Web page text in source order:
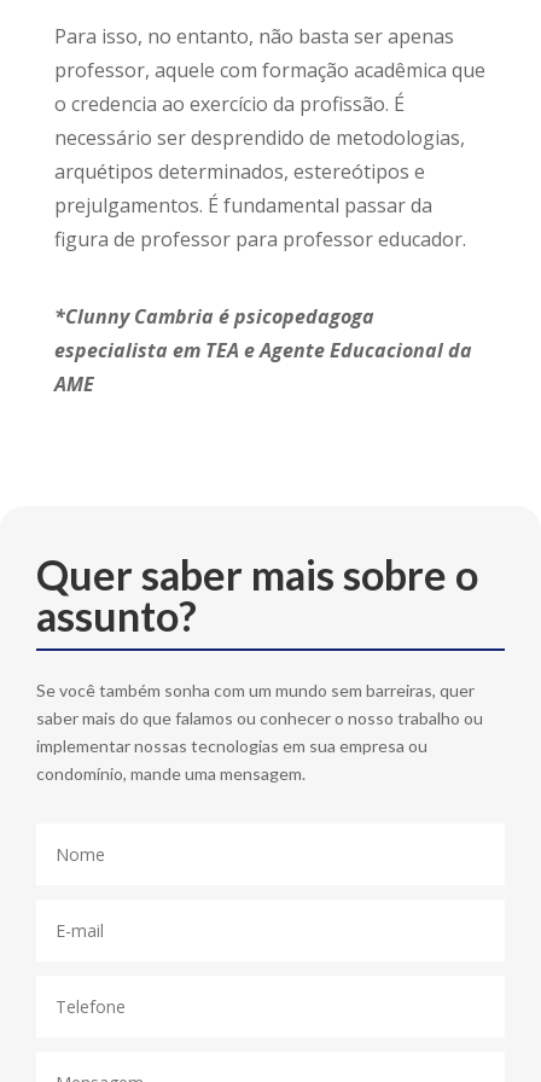
Para isso, no entanto, não basta ser apenas
professor, aquele com formação acadêmica que
o credencia ao exercício da profissão. É
necessário ser desprendido de metodologias,
arquétipos determinados, estereótipos e
prejulgamentos. É fundamental passar da
figura de professor para professor educador.
*Clunny Cambria é psicopedagoga
especialista em TEA e Agente Educacional da
AME
Quer saber mais sobre o
assunto?
Se você também sonha com um mundo sem barreiras, quer
saber mais do que falamos ou conhecer o nosso trabalho ou
implementar nossas tecnologias em sua empresa ou
condomínio, mande uma mensagem.